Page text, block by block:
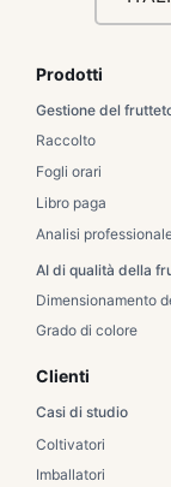
Prodotti
Gestione del
Raccolto
Fogli orari
Libro paga
Analisi
AI di qualità della
Dimensionamento
Grado di colore
Clienti
Casi di studio
Coltivatori
Imballatori